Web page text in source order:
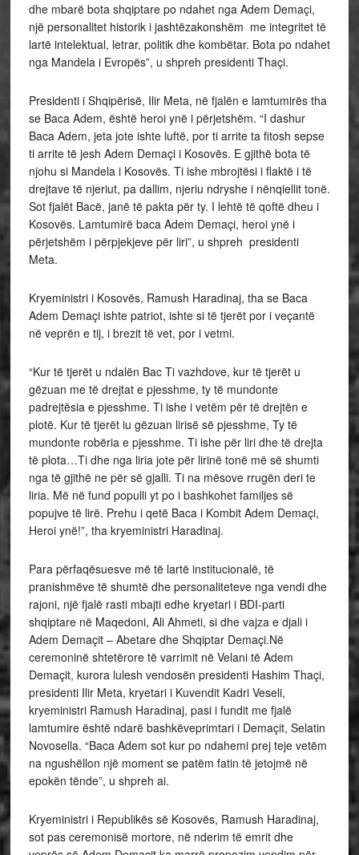
dhe mbarë bota shqiptare po ndahet nga Adem Demaçi,
një personalitet historik i jashtëzakonshëm me integritet të
lartë intelektual, letrar, politik dhe kombëtar. Bota po ndahet
nga Mandela i Evropës”, u shpreh presidenti Thaçi.
Presidenti i Shqipërisë, Ilir Meta, në fjalën e lamtumirës tha
se Baca Adem, është heroi ynë i përjetshëm. “I dashur
Baca Adem, jeta jote ishte luftë, por ti arrite ta fitosh sepse
ti arrite të jesh Adem Demaçi i Kosovës. E gjithë bota të
njohu si Mandela i Kosovës. Ti ishe mbrojtësi i flaktë i të
drejtave të njeriut, pa dallim, njeriu ndryshe i nënqiellit tonë.
Sot fjalët Bacë, janë të pakta për ty. I lehtë të qoftë dheu i
Kosovës. Lamtumirë baca Adem Demaçi, heroi ynë i
përjetshëm i përpjekjeve për liri”, u shpreh presidenti
Meta.
Kryeministri i Kosovës, Ramush Haradinaj, tha se Baca
Adem Demaçi ishte patriot, ishte si të tjerët por i veçantë
në veprën e tij, i brezit të vet, por i vetmi.
“Kur të tjerët u ndalën Bac Ti vazhdove, kur të tjerët u
gëzuan me të drejtat e pjesshme, ty të mundonte
padrejtësia e pjesshme. Ti ishe i vetëm për të drejtën e
plotë. Kur të tjerët iu gëzuan lirisë së pjesshme, Ty të
mundonte robëria e pjesshme. Ti ishe për liri dhe të drejta
të plota…Ti dhe nga liria jote për lirinë tonë më së shumti
nga të gjithë ne për së gjalli. Ti na mësove rrugën deri te
liria. Më në fund populli yt po i bashkohet familjes së
popujve të lirë. Prehu i qetë Baca i Kombit Adem Demaçi,
Heroi ynë!”, tha kryeministri Haradinaj.
Para përfaqësuesve më të lartë institucionalë, të
pranishmëve të shumtë dhe personaliteteve nga vendi dhe
rajoni, një fjalë rasti mbajti edhe kryetari i BDI-parti
shqiptare në Maqedoni, Ali Ahmeti, si dhe vajza e djali i
Adem Demaçit – Abetare dhe Shqiptar Demaçi.Në
ceremoninë shtetërore të varrimit në Velani të Adem
Demaçit, kurora lulesh vendosën presidenti Hashim Thaçi,
presidenti Ilir Meta, kryetari i Kuvendit Kadri Veseli,
kryeministri Ramush Haradinaj, pasi i fundit me fjalë
lamtumire është ndarë bashkëveprimtari i Demaçit, Selatin
Novosella. “Baca Adem sot kur po ndahemi prej teje vetëm
na ngushëllon një moment se patëm fatin të jetojmë në
epokën tënde”, u shpreh ai.
Kryeministri i Republikës së Kosovës, Ramush Haradinaj,
sot pas ceremonisë mortore, në nderim të emrit dhe